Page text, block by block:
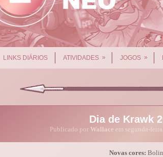
LINKS DIÁRIOS ATIVIDADES » JOGOS »
Dia de Krawk
Publicado por Wallace em segunda-
Novas cores: